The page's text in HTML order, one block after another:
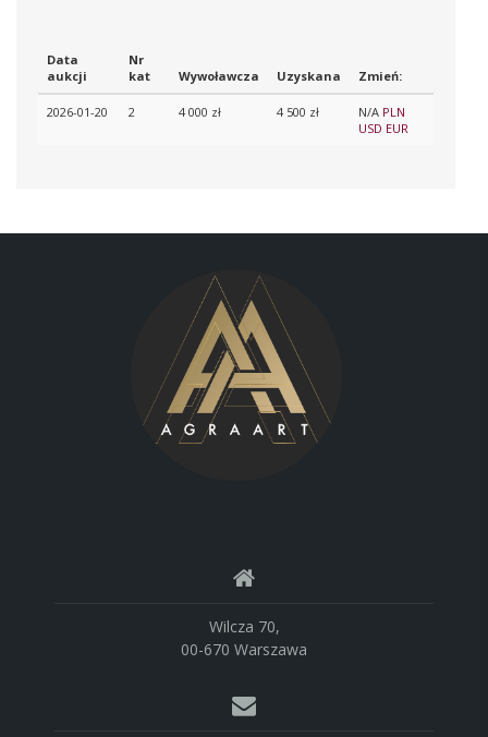
Data
aukcji
Nr
kat
Wywoławcza Uzyskana Zmień:
2026-01-20 2 4 000 zł 4 500 zł N/A PLN
USD EUR
Wilcza 70,
00-670 Warszawa